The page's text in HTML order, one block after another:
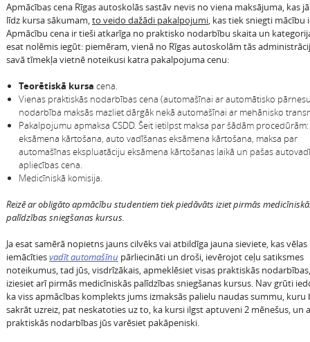
Apmācības cena Rīgas autoskolās sastāv nevis no viena maksājuma, kas
līdz kursa sākumam,to veido dažādi pakalpojumi, kas tiek sniegti mācību
Apmācību cena ir tieši atkarīga no praktisko nodarbību skaita un
esat nolēmis iegūt: piemēram, vienā no Rīgas autoskolām tās
savā tīmekļa vietnē noteikusi katra pakalpojuma cenu:
Teorētiskā kursa cena.
Vienas praktiskās nodarbības cena (automašīnai ar automātisko
nodarbība maksās mazliet dārgāk nekā automašīnai ar mehānisko
Pakalpojumu apmaksa CSDD. Šeit ietilpst maksa par šādām
eksāmena kārtošana, auto vadīšanas eksāmena kārtošana, maksa par
automašīnas ekspluatāciju eksāmena kārtošanas laikā un pašas
apliecības cena.
Medicīniskā komisija.
Reizē ar obligāto apmācību studentiem tiek piedāvāts iziet pirmās
palīdzības sniegšanas kursus.
Ja esat samērā nopietns jauns cilvēks vai atbildīga jauna sieviete, kas vēlas
iemācītiesvadīt automašīnu pārliecināti un droši, ievērojot ceļu satiksmes
noteikumus, tad jūs, visdrīzākais, apmeklēsiet visas praktiskās
iziesiet arī pirmās medicīniskās palīdzības sniegšanas kursus. Nav grūti
ka viss apmācības komplekts jums izmaksās palielu naudas summu, kuru
sakrāt uzreiz, pat neskatoties uz to, ka kursi ilgst aptuveni 2 mēnešus, un
praktiskās nodarbības jūs varēsiet pakāpeniski.